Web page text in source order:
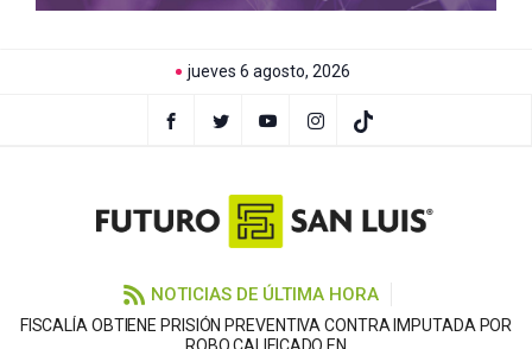
jueves 6 agosto, 2026
NOTICIAS DE ÚLTIMA HORA
FISCALÍA OBTIENE PRISIÓN PREVENTIVA CONTRA IMPUTADA POR